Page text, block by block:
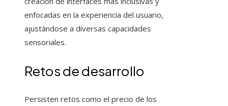
enfocadas en la experiencia del usuario,
ajustándose a diversas capacidades
sensoriales.
Retos de desarrollo
Persisten retos como el precio de los